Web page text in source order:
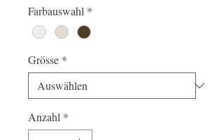
Farbauswahl *
Grösse *
Anzahl *